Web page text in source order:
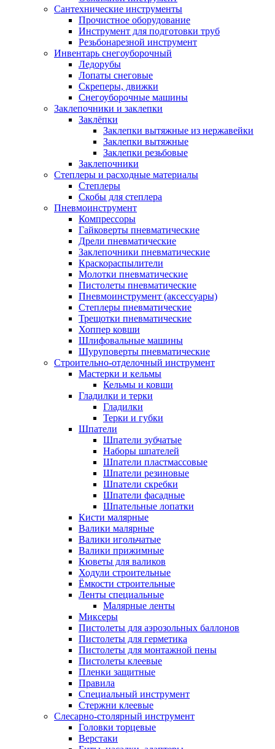
Сантехнические инструменты
Прочистное оборудование
Инструмент для подготовки труб
Резьбонарезной инструмент
Инвентарь снегоуборочный
Ледорубы
Лопаты снеговые
Скреперы, движки
Снегоуборочные машины
Заклепочники и заклепки
Заклёпки
Заклепки вытяжные из нержавейки
Заклепки вытяжные
Заклепки резьбовые
Заклепочники
Степлеры и расходные материалы
Степлеры
Скобы для степлера
Пневмоинструмент
Компрессоры
Гайковерты пневматические
Дрели пневматические
Заклепочники пневматические
Краскораспылители
Молотки пневматические
Пистолеты пневматические
Пневмоинструмент (аксессуары)
Степлеры пневматические
Трещотки пневматические
Хоппер ковши
Шлифовальные машины
Шуруповерты пневматические
Строительно-отделочный инструмент
Мастерки и кельмы
Кельмы и ковши
Гладилки и терки
Гладилки
Терки и губки
Шпатели
Шпатели зубчатые
Наборы шпателей
Шпатели пластмассовые
Шпатели резиновые
Шпатели скребки
Шпатели фасадные
Шпательные лопатки
Кисти малярные
Валики малярные
Валики игольчатые
Валики прижимные
Кюветы для валиков
Ходули строительные
Ёмкости строительные
Ленты специальные
Малярные ленты
Миксеры
Пистолеты для аэрозольных баллонов
Пистолеты для герметика
Пистолеты для монтажной пены
Пистолеты клеевые
Пленки защитные
Правила
Специальный инструмент
Стержни клеевые
Слесарно-столярный инструмент
Головки торцевые
Верстаки